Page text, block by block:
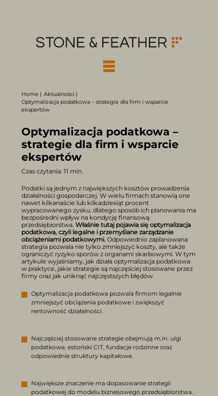
Home | Aktualności |
Optymalizacja podatkowa – strategie dla firm i wsparcie
ekspertów
Optymalizacja podatkowa –
strategie dla firm i wsparcie
ekspertów
Czas czytania: 11 min.
Podatki są jednym z największych kosztów prowadzenia
działalności gospodarczej. W wielu firmach stanowią one
nawet kilkanaście lub kilkadziesiąt procent
wypracowanego zysku, dlatego sposób ich planowania ma
bezpośredni wpływ na kondycję finansową
przedsiębiorstwa. Właśnie tutaj pojawia się optymalizacja
podatkowa, czyli legalne i przemyślane zarządzanie
obciążeniami podatkowymi. Odpowiednio zaplanowana
strategia pozwala nie tylko zmniejszyć koszty, ale także
ograniczyć ryzyko sporów z organami skarbowymi. W tym
artykule wyjaśniamy, jak działa optymalizacja podatkowa
w praktyce, jakie strategie są najczęściej stosowane przez
firmy oraz jak uniknąć najczęstszych błędów.
Optymalizacja podatkowa pozwala firmom legalnie
zmniejszyć obciążenia podatkowe i zwiększyć
rentowność działalności.
Najczęściej stosowane strategie obejmują m.in. ulgi
podatkowe, estoński CIT, fundacje rodzinne oraz
odpowiednie struktury kapitałowe.
Największe znaczenie ma dopasowanie strategii
podatkowej do modelu biznesowego przedsiębiorstwa.